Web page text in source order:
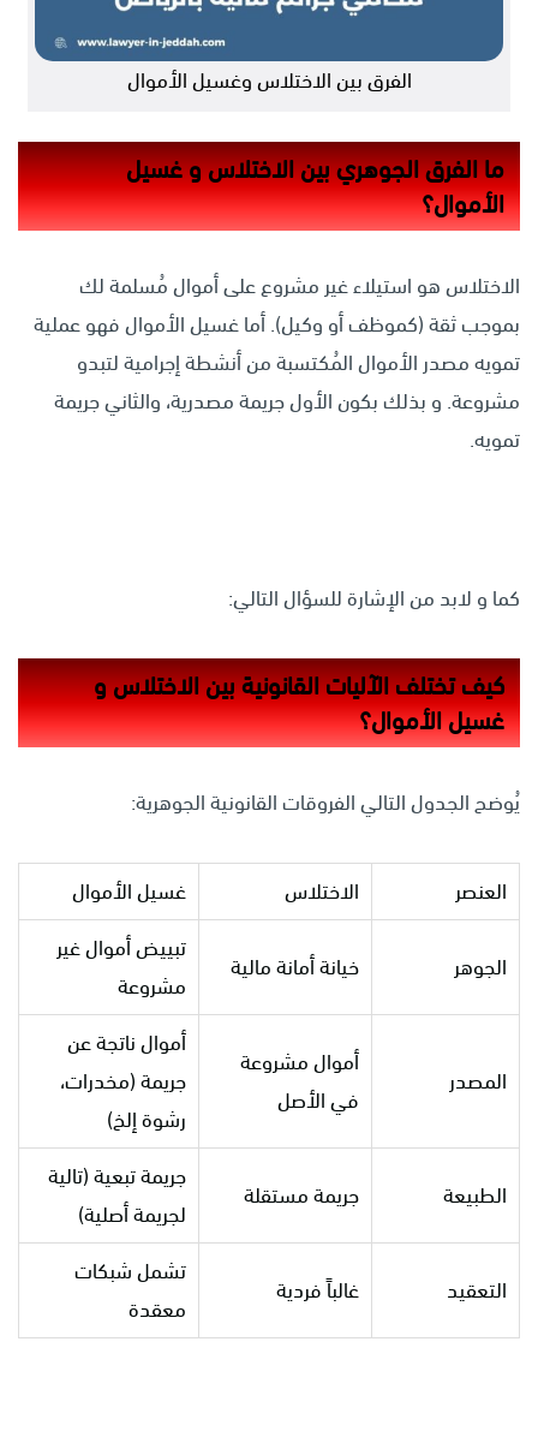
الفرق بين الاختلاس وغسيل الأموال
ما الفرق الجوهري بين الاختلاس و غسيل
الأموال؟
الاختلاس هو استيلاء غير مشروع على أموال مُسلمة لك
بموجب ثقة (كموظف أو وكيل). أما غسيل الأموال فهو عملية
تمويه مصدر الأموال المُكتسبة من أنشطة إجرامية لتبدو
مشروعة. و بذلك بكون الأول جريمة مصدرية، والثاني جريمة
تمويه.
كما و لابد من الإشارة للسؤال التالي:
كيف تختلف الآليات القانونية بين الاختلاس و
غسيل الأموال؟
يُوضح الجدول التالي الفروقات القانونية الجوهرية:
العنصر الاختلاس غسيل الأموال
الجوهر خيانة أمانة مالية
تبييض أموال غير
مشروعة
المصدر
أموال مشروعة
في الأصل
أموال ناتجة عن
جريمة (مخدرات،
رشوة إلخ)
الطبيعة جريمة مستقلة
جريمة تبعية (تالية
لجريمة أصلية)
التعقيد غالباً فردية
تشمل شبكات
معقدة